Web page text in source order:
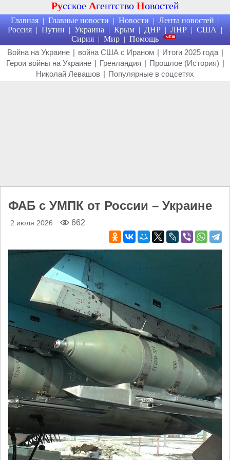
Русское Агентство Новостей
Главная | Главные новости | Новости | Лента новостей |
Россия | Путин | Украина | Крым | ДНР | ЛНР | США |
Сирия | Мир | Помощь
Война на Украине | война США с Ираном | Итоги 2025 года |
Герои войны на Украине | Гренландия | Прошлое (История) |
Николай Левашов | Популярные в соцсетях
ФАБ с УМПК от России – Украине
2 июля 2026 662